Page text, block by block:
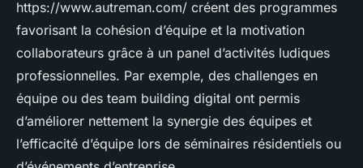
https://www.autreman.com/ créent des programmes
favorisant la cohésion d’équipe et la motivation
collaborateurs grâce à un panel d’activités ludiques
professionnelles. Par exemple, des challenges en
équipe ou des team building digital ont permis
d’améliorer nettement la synergie des équipes et
l’efficacité d’équipe lors de séminaires résidentiels ou